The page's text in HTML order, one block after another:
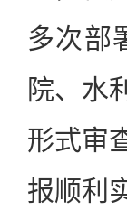
多次部
院、水
形式审
报顺利